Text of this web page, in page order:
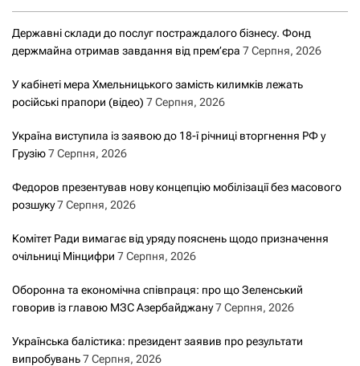
Державні склади до послуг постраждалого бізнесу. Фонд
держмайна отримав завдання від прем’єра 7 Серпня, 2026
У кабінеті мера Хмельницького замість килимків лежать
російські прапори (відео) 7 Серпня, 2026
Україна виступила із заявою до 18-ї річниці вторгнення РФ у
Грузію7 Серпня, 2026
Федоров презентував нову концепцію мобілізації без масового
розшуку7 Серпня, 2026
Комітет Ради вимагає від уряду пояснень щодо призначення
очільниці Мінцифри 7 Серпня, 2026
Оборонна та економічна співпраця: про що Зеленський
говорив із главою МЗС Азербайджану7 Серпня, 2026
Українська балістика: президент заявив про результати
випробувань7 Серпня, 2026